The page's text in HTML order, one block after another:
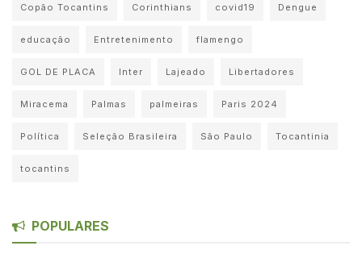
Copão Tocantins Corinthians covid19 Dengue
educação Entretenimento flamengo
GOL DE PLACA Inter Lajeado Libertadores
Miracema Palmas palmeiras Paris 2024
Política Seleção Brasileira São Paulo Tocantinia
tocantins
POPULARES